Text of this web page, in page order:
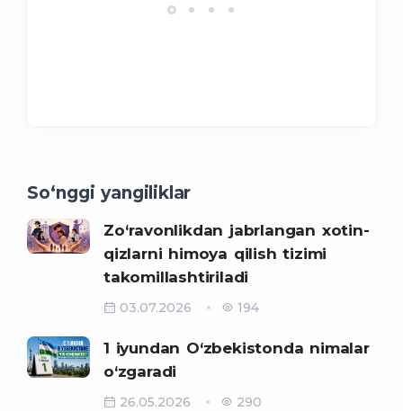
So‘nggi yangiliklar
Zo‘ravonlikdan jabrlangan xotin-
qizlarni himoya qilish tizimi
takomillashtiriladi
03.07.2026 194
1 iyundan O‘zbekistonda nimalar
o‘zgaradi
26.05.2026 290